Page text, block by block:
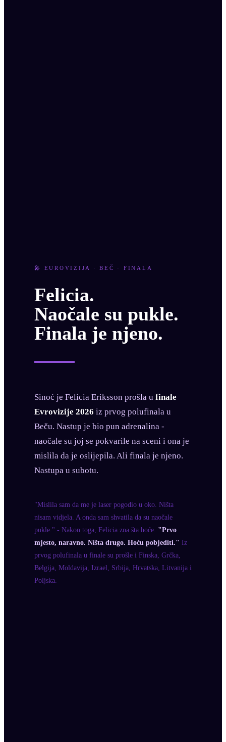
🎤 EUROVIZIJA · BEČ · FINALA
Felicia.
Naočale su pukle.
Finala je njeno.
Sinoć je Felicia Eriksson prošla u finale
Evrovizije 2026 iz prvog polufinala u
Beču. Nastup je bio pun adrenalina -
naočale su joj se pokvarile na sceni i ona je
mislila da je oslijepila. Ali finala je njeno.
Nastupa u subotu.
"Mislila sam da me je laser pogodio u oko. Ništa
nisam vidjela. A onda sam shvatila da su naočale
pukle." - Nakon toga, Felicia zna šta hoće. "Prvo
mjesto, naravno. Ništa drugo. Hoću pobjediti." Iz
prvog polufinala u finale su prošle i Finska, Grčka,
Belgija, Moldavija, Izrael, Srbija, Hrvatska, Litvanija i
Poljska.